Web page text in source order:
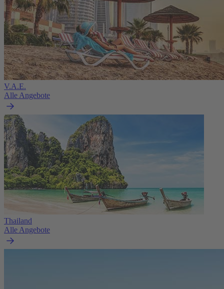
V.A.E.
Alle Angebote
Thailand
Alle Angebote